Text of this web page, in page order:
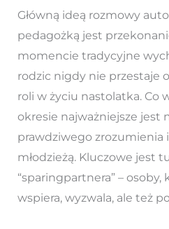
Główną ideą rozmowy
pedagożką jest
momencie tradycyjne
rodzic nigdy nie przestaje
roli w życiu nastolatka. Co
okresie najważniejsze jest
prawdziwego zrozumienia
młodzieżą. Kluczowe jest
“sparingpartnera” – osoby,
wspiera, wyzwala, ale też